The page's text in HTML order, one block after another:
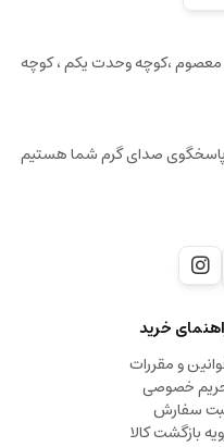
تهران ،مهرآباد ، ۴۵ متری زرند ، خبابان ۱۴ معصوم ،کوچه وحدت یکم ، کوچه
خرید
و مقررات
خصوصی
سفارش
بازگشت کالا